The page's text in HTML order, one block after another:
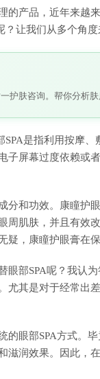
的产品，近年来越
让我们从多个角度
护肤咨询。帮你分析
SPA是指利用按摩
子屏幕过度依赖或
分和功效。康瞳护
周肌肤，并且有效
疑，康瞳护眼膏在
眼部SPA呢？我认
尤其是对于经常出
的眼部SPA方式。
滋润效果。因此，